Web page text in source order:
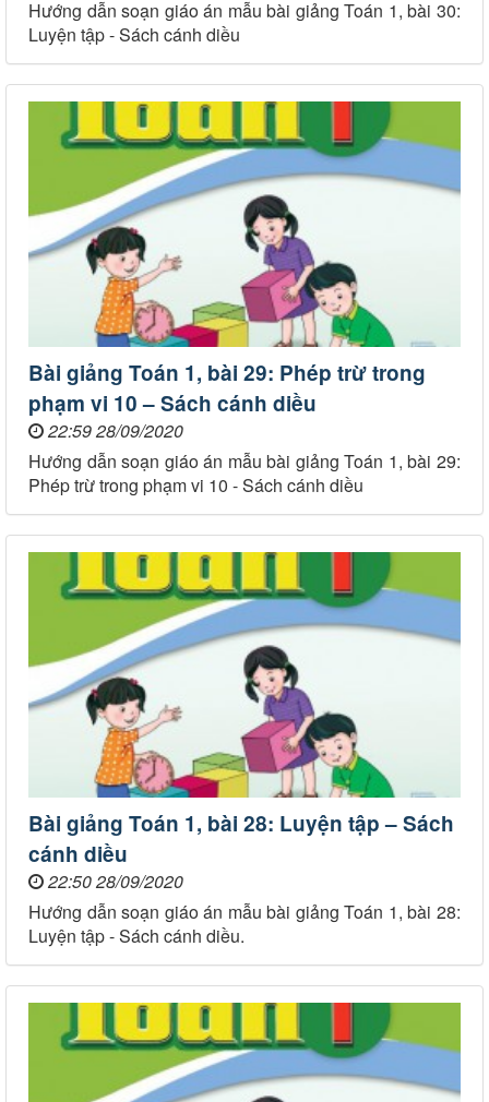
Hướng dẫn soạn giáo án mẫu bài giảng Toán 1, bài 30:
Luyện tập - Sách cánh diều
Bài giảng Toán 1, bài 29: Phép trừ trong
phạm vi 10 – Sách cánh diều
22:59 28/09/2020
Hướng dẫn soạn giáo án mẫu bài giảng Toán 1, bài 29:
Phép trừ trong phạm vi 10 - Sách cánh diều
Bài giảng Toán 1, bài 28: Luyện tập – Sách
cánh diều
22:50 28/09/2020
Hướng dẫn soạn giáo án mẫu bài giảng Toán 1, bài 28:
Luyện tập - Sách cánh diều.